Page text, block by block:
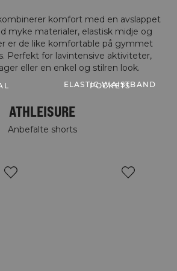
komfort med en avslappet
myke materialer, elastisk midje og
er de like komfortable på gymmet
Perfekt for lavintensive aktiviteter,
ELASTIC WAISTBAND
POCKETS
ATHLEISURE
Anbefalte shorts